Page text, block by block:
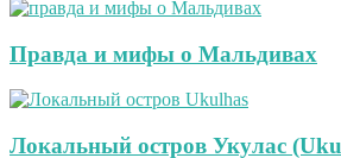
Правда и мифы о Мальдивах
Локальный остров Укулас